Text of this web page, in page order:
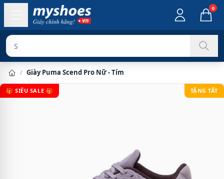
0
Sản phẩm chí
/ Giày Puma Scend Pro Nữ - Tím
🎁 SIÊU SALE 🎁 TẶNG TẤT